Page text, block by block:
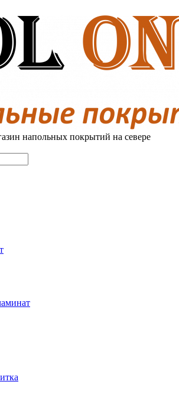
напольных покрытий на севере